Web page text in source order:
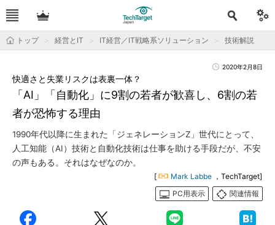
トップ 経営とIT IT経営／IT戦略系ソリューション 技術解説
2020年2月8日
「AI」「自動化」に9割の若者が歓喜し、6割の若
者が恐怖する理由
快適さと失業リスクは表裏一体？
1990年代以降に生まれた「ジェネレーションZ」世代にとって、
人工知能（AI）技術と自動化技術は仕事を助ける手段だが、不安
の声もある。それはなぜなのか。
[ Mark Labbe ，TechTarget]
PC用表示
関連情報